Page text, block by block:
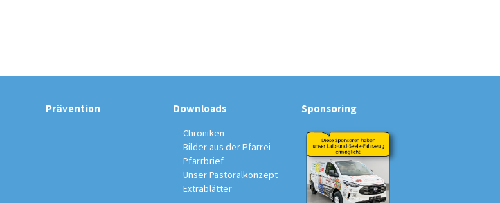
Prävention Downloads
Chroniken
Bilder aus der Pfarrei
Pfarrbrief
Unser Pastoralkonzept
Extrablätter
Sponsoring